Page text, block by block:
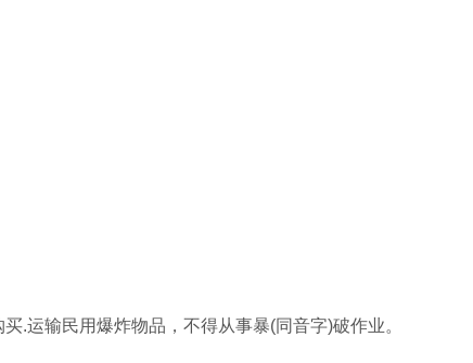
.运输民用爆炸物品，不得从事暴(同音字)破作业。